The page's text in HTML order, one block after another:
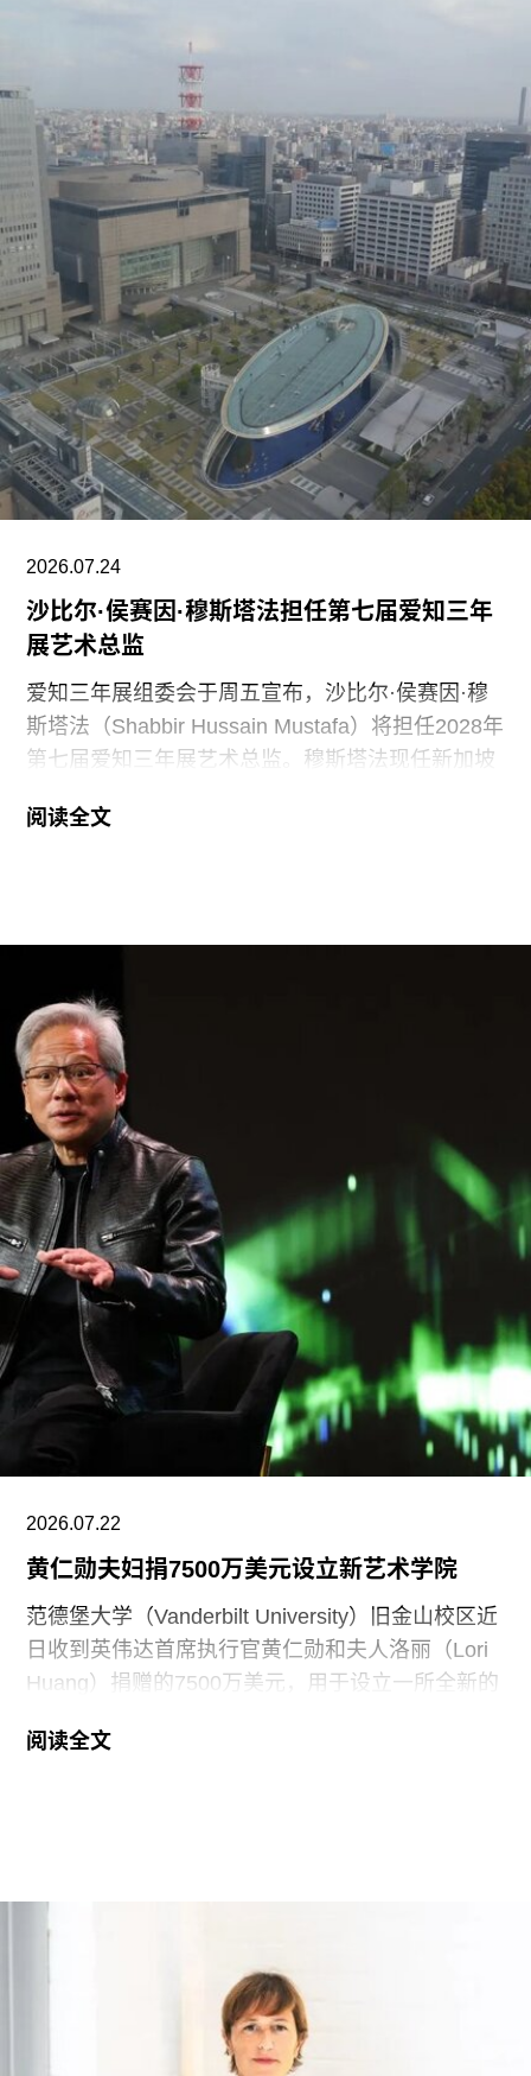
该机构由律师尚蒂·坎迪亚（Shanthi Kandiah）与
私募股权投资人布拉马尔·瓦苏德万（Brahmal
Vasudevan）共同创立，并由两人于2010年成立的
马来西亚非营利组织Creador Foundation负责运
营。
在新职位上，Yee将运用其策划现当代艺术展览的
丰富经验，负责Muara Arts的展览规划、空间布局
及整体艺术发展方向。11月1日，Muara Arts将以
群展“东南亚艺术 A-Z：一部批判性词典”（A–Z of
Southeast Asian Art: A Critical Dictionary） 正式向
公众开放。展览将汇集40余位艺术家的作品，涵盖
纺织、装置、影像、绘画、雕塑等多种创作媒介。
2026.07.24
沙比尔·侯赛因·穆斯塔法担任第七届爱知三年
展艺术总监
爱知三年展组委会于周五宣布，沙比尔·侯赛因·穆
斯塔法（Shabbir Hussain Mustafa）将担任2028年
第七届爱知三年展艺术总监。穆斯塔法现任新加坡
是其卓越的策展履历，以及能够为三年展带来崭新
间，他曾担任新加坡国家美术馆高级策展人，此后
部主管。2015年，他策划了第56届威尼斯双年展新
加坡馆。穆斯塔法还于2018年共同策划了达卡艺术
峰会，目前他正参与筹备将于2026年11月在多哈举
行的首届卡塔尔鲁拜亚四年展（Rubaiya
Qatar）。2017年至2022年，他曾担任柏林世界文
化宫（Haus der Kulturen der Welt）项目委员会成
员。自2025年起，他还担任国际现代艺术博物馆与
收藏委员会（CIMAM）理事。
上一届爱知三年展于2025年举行，主题为“灰烬与
蔷薇之间的时光”（A Time Between Ashes and
Roses），由沙迦艺术基金会主席兼创始人胡尔·卡
西米（Hoor Al Qasimi）担任艺术总监。
阅读全文
2026.07.22
黄仁勋夫妇捐7500万美元设立新艺术学院
范德堡大学（Vanderbilt University）旧金山校区近
日收到英伟达首席执行官黄仁勋和夫人洛丽（Lori
Huang）捐赠的7500万美元，用于设立一所全新的
筑与设计学院”，具体名称尚待校方批准。目前，学
后一家非营利性艺术院校，但近年来持续受招生人
数下降和预算赤字影响导致裁员，最终于今年年初
被范德堡大学收购。根据收购协议，加州艺术学院
将于2026-27学年结束后停止办学。
这笔捐赠是黄仁勋夫妇迄今向教育机构提供的最大
阅读全文